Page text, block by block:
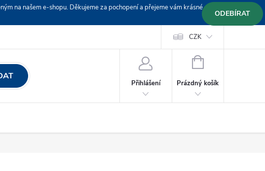
na našem e-shopu. Děkujeme za pochopení a přejeme vám krásné
Platba GoPay +420 603 319382
CZK
Přihlášení
NÁKUPNÍ
Prázdný košík
ODEBÍRAT